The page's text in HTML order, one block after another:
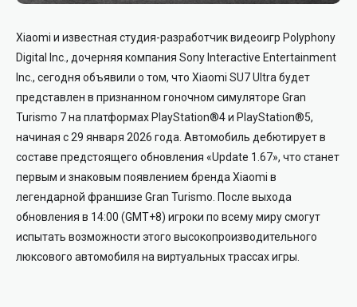
Xiaomi и известная студия-разработчик видеоигр Polyphony
Digital Inc., дочерняя компания Sony Interactive Entertainment
Inc., сегодня объявили о том, что Xiaomi SU7 Ultra будет
представлен в признанном гоночном симуляторе Gran
Turismo 7 на платформах PlayStation®4 и PlayStation®5,
начиная с 29 января 2026 года. Автомобиль дебютирует в
составе предстоящего обновления «Update 1.67», что станет
первым и знаковым появлением бренда Xiaomi в
легендарной франшизе Gran Turismo. После выхода
обновления в 14:00 (GMT+8) игроки по всему миру смогут
испытать возможности этого высокопроизводительного
люксового автомобиля на виртуальных трассах игры.